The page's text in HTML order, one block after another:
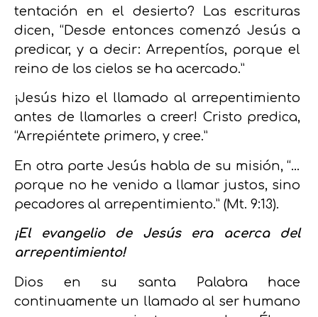
tentación en el desierto? Las escrituras
dicen, “Desde entonces comenzó Jesús a
predicar, y a decir: Arrepentíos, porque el
reino de los cielos se ha acercado.”
¡Jesús hizo el llamado al arrepentimiento
antes de llamarles a creer! Cristo predica,
“Arrepiéntete primero, y cree.”
En otra parte Jesús habla de su misión, “…
porque no he venido a llamar justos, sino
pecadores al arrepentimiento.” (Mt. 9:13).
¡El evangelio de Jesús era acerca del
arrepentimiento!
Dios en su santa Palabra hace
continuamente un llamado al ser humano